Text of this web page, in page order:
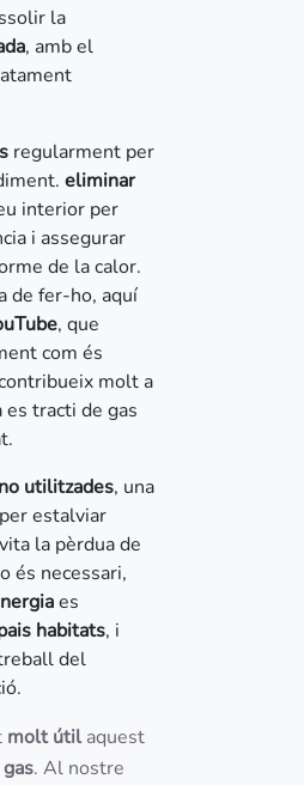
la
, amb el
regularment per
eliminar
interior per
i assegurar
de la calor.
de fer-ho, aquí
, que
com és
molt a
es tracti de gas
utilitzades, una
estalviar
la pèrdua de
és necessari,
es
habitats, i
del
molt útilaquest
. Al nostre